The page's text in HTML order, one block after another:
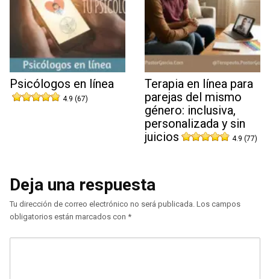
Psicólogos en línea
4.9 (67)
Terapia en línea para
parejas del mismo
género: inclusiva,
personalizada y sin
juicios
4.9 (77)
Deja una respuesta
Tu dirección de correo electrónico no será publicada. Los campos
obligatorios están marcados con *